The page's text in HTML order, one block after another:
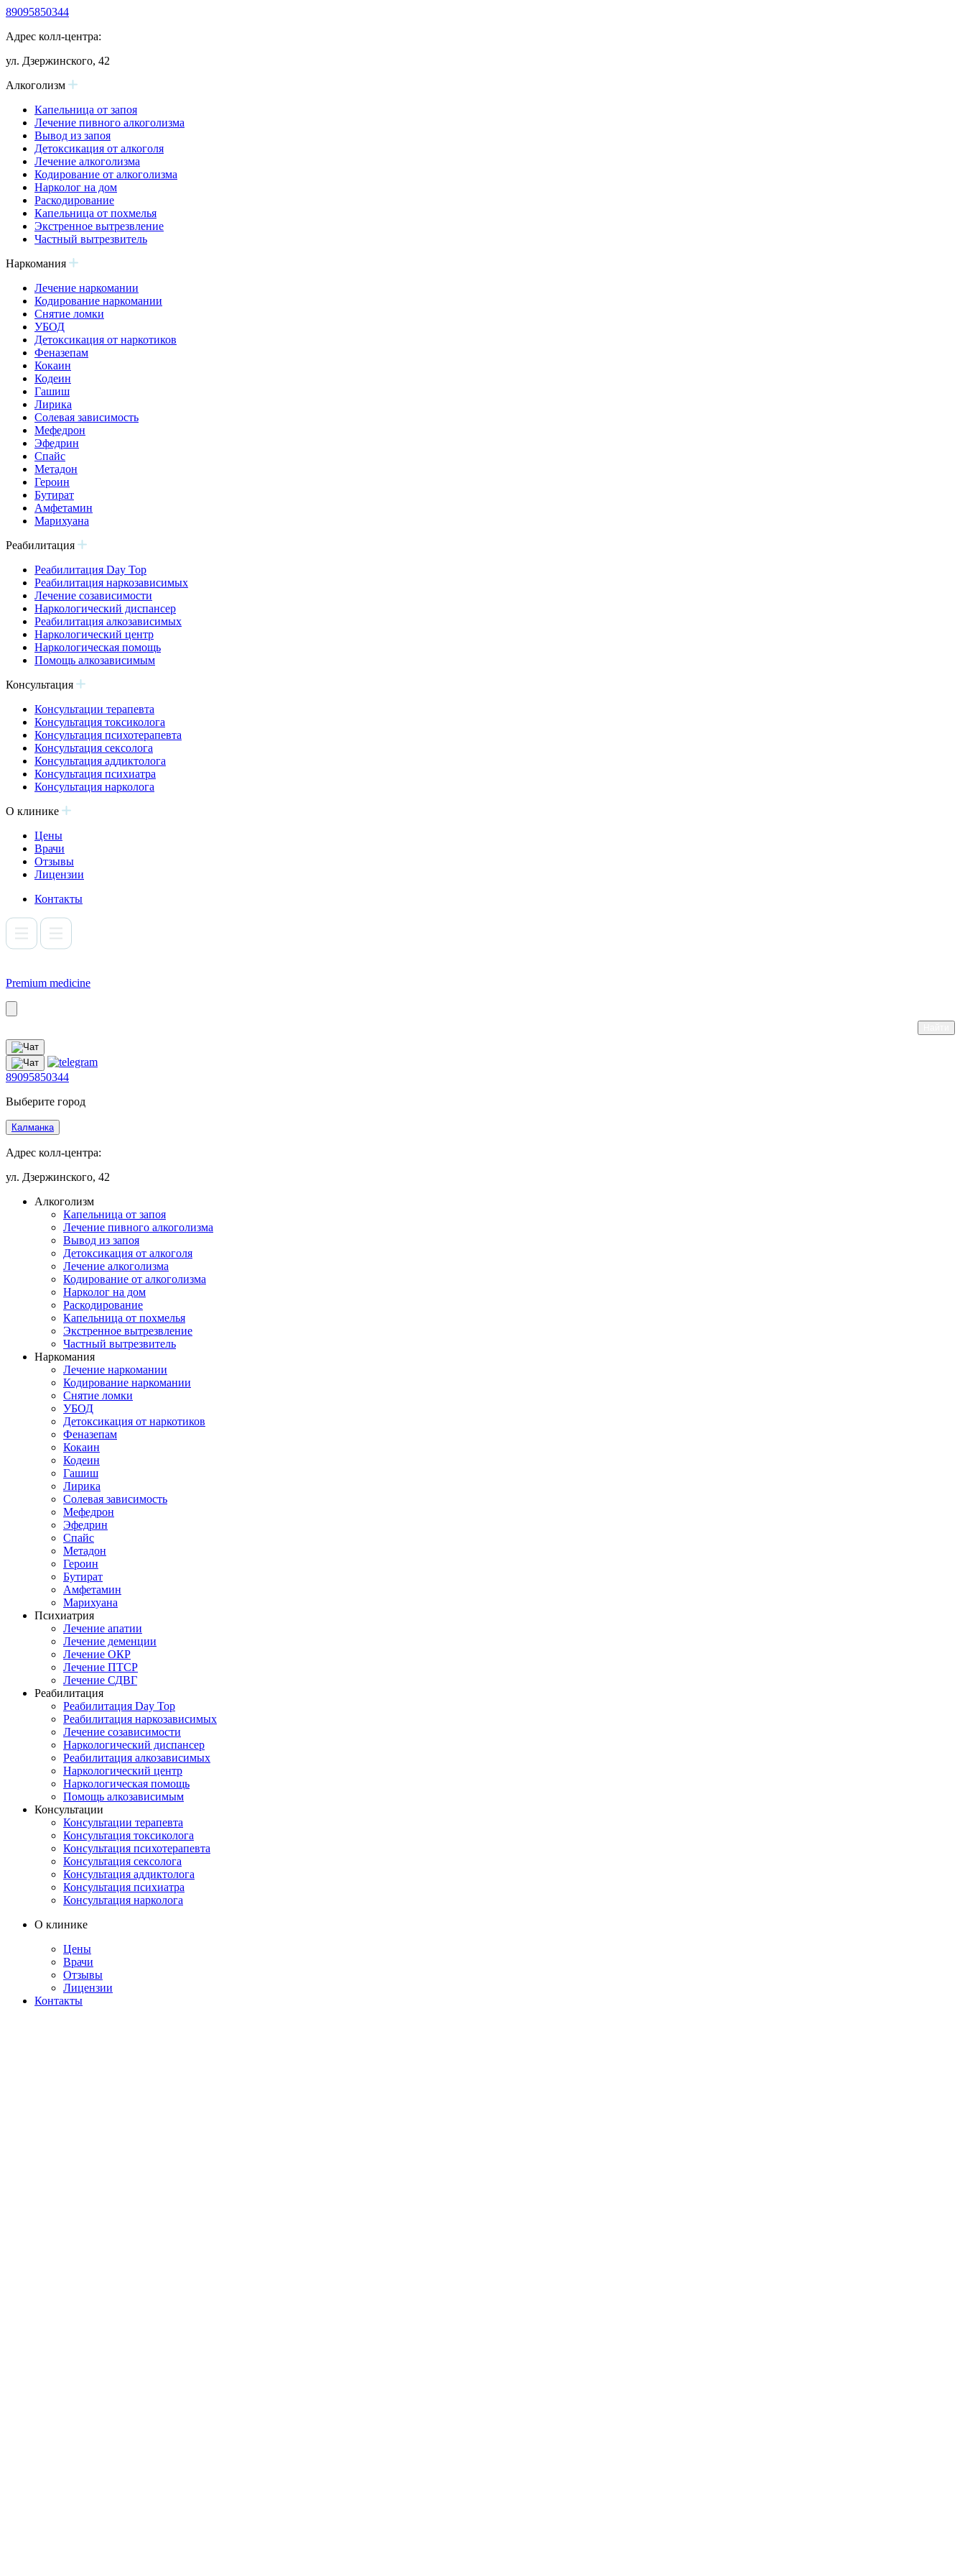
89095850344
Адрес колл-центра:
ул. Дзержинского, 42
Алкоголизм
Капельница от запоя
Лечение пивного алкоголизма
Вывод из запоя
Детоксикация от алкоголя
Лечение алкоголизма
Кодирование от алкоголизма
Нарколог на дом
Раскодирование
Капельница от похмелья
Экстренное вытрезвление
Частный вытрезвитель
Наркомания
Лечение наркомании
Кодирование наркомании
Снятие ломки
УБОД
Детоксикация от наркотиков
Феназепам
Кокаин
Кодеин
Гашиш
Лирика
Солевая зависимость
Мефедрон
Эфедрин
Спайс
Метадон
Героин
Бутират
Амфетамин
Марихуана
Реабилитация
Реабилитация Day Top
Реабилитация наркозависимых
Лечение созависимости
Наркологический диспансер
Реабилитация алкозависимых
Наркологический центр
Наркологическая помощь
Помощь алкозависимым
Консультация
Консультации терапевта
Консультация токсиколога
Консультация психотерапевта
Консультация сексолога
Консультация аддиктолога
Консультация психиатра
Консультация нарколога
О клинике
Цены
Врачи
Отзывы
Лицензии
Контакты
Premium medicine
89095850344
Выберите город
Калманка
Адрес колл-центра:
ул. Дзержинского, 42
Алкоголизм
Капельница от запоя
Лечение пивного алкоголизма
Вывод из запоя
Детоксикация от алкоголя
Лечение алкоголизма
Кодирование от алкоголизма
Нарколог на дом
Раскодирование
Капельница от похмелья
Экстренное вытрезвление
Частный вытрезвитель
Наркомания
Лечение наркомании
Кодирование наркомании
Снятие ломки
УБОД
Детоксикация от наркотиков
Феназепам
Кокаин
Кодеин
Гашиш
Лирика
Солевая зависимость
Мефедрон
Эфедрин
Спайс
Метадон
Героин
Бутират
Амфетамин
Марихуана
Психиатрия
Лечение апатии
Лечение деменции
Лечение ОКР
Лечение ПТСР
Лечение СДВГ
Реабилитация
Реабилитация Day Top
Реабилитация наркозависимых
Лечение созависимости
Наркологический диспансер
Реабилитация алкозависимых
Наркологический центр
Наркологическая помощь
Помощь алкозависимым
Консультации
Консультации терапевта
Консультация токсиколога
Консультация психотерапевта
Консультация сексолога
Консультация аддиктолога
Консультация психиатра
Консультация нарколога
О клинике
Цены
Врачи
Отзывы
Лицензии
Контакты